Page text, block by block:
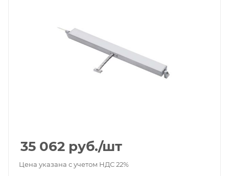
35 062 руб./шт
Цена указана с учетом НДС 22%